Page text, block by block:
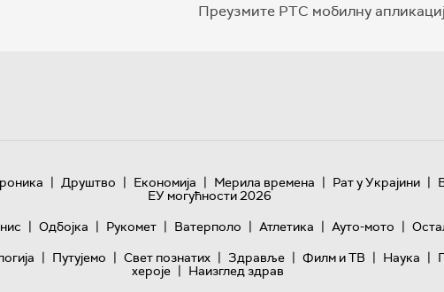
Преузмите РТС мобилну
| Друштво | Економија | Мерила времена | Рат у Украјини |
ЕУ могућности 2026
| Одбојка | Рукомет | Ватерполо | Атлетика | Ауто-мото |
| Путујемо | Свет познатих | Здравље | Филм и ТВ | Наука |
хероје | Наизглед здрав